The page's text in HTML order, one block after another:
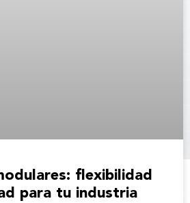
flexibilidad
para tu industria